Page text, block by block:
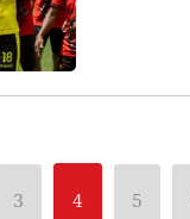
3 4 5